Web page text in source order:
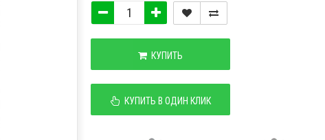
КУПИТЬ
КУПИТЬ В ОДИН КЛИК